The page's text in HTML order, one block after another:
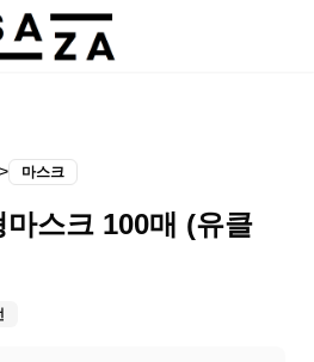
마스크
스크 100매 (유클